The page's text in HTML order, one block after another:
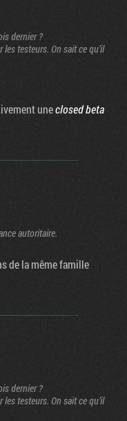
dernier ?
les testeurs. On sait ce qu’il
uneclosed beta
autoritaire.
de la même famille
dernier ?
les testeurs. On sait ce qu’il